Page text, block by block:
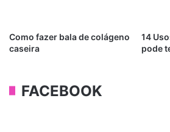
Como fazer bala de colágeno
caseira
14
pode
FACEBOOK